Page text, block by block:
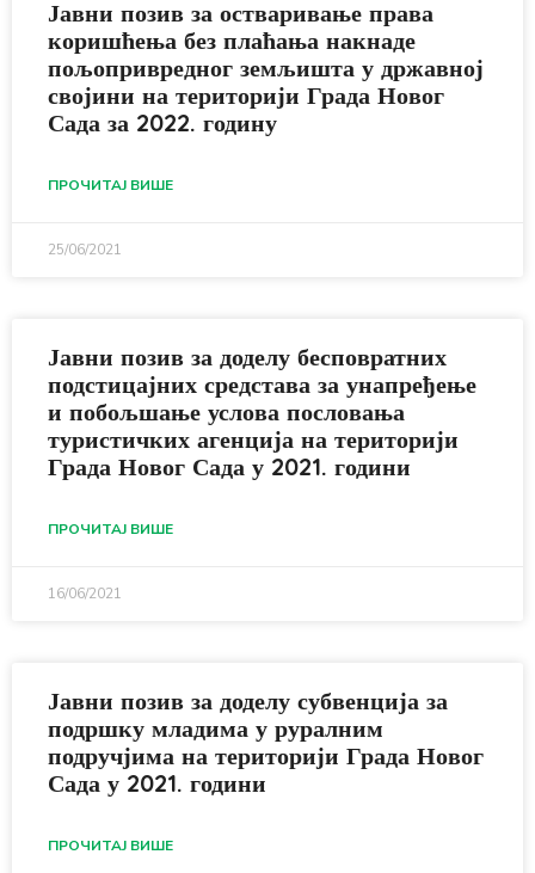
Јавни позив за остваривање права
коришћења без плаћања накнаде
пољопривредног земљишта у државној
својини на територији Града Новог
Сада за 2022. годину
ПРОЧИТАЈ ВИШЕ
25/06/2021
Јавни позив за доделу бесповратних
подстицајних средстава за унапређење
и побољшање услова пословања
туристичких агенција на територији
Града Новог Сада у 2021. години
ПРОЧИТАЈ ВИШЕ
16/06/2021
Јавни позив за доделу субвенција за
подршку младима у руралним
подручјима на територији Града Новог
Сада у 2021. години
ПРОЧИТАЈ ВИШЕ